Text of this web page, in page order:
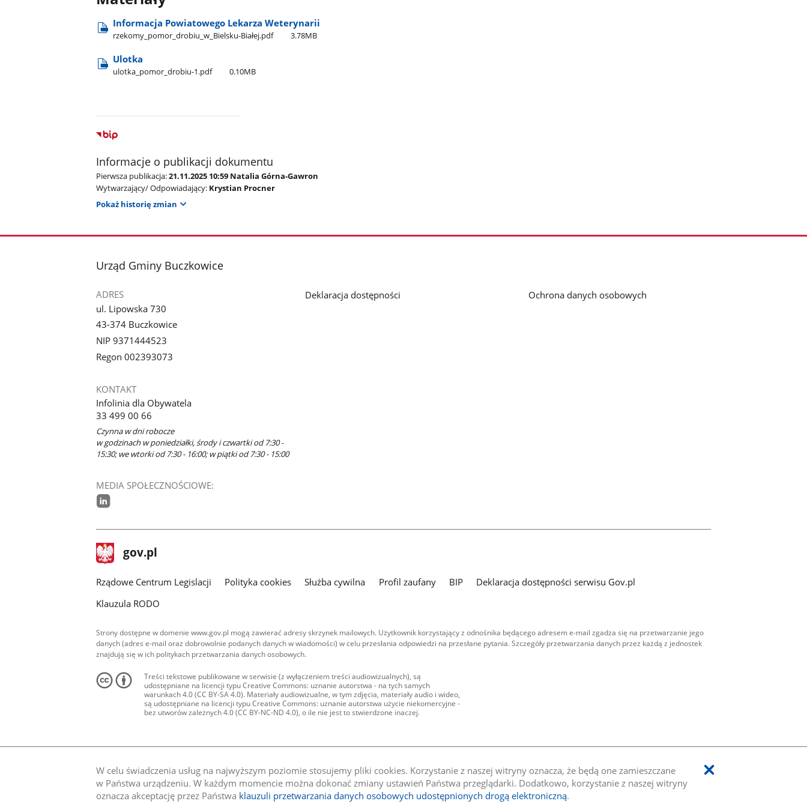
W celu świadczenia usług na najwyższym poziomie stosujemy pliki cookies. Korzystanie z naszej witryny oznacza, że będą one zamieszczane
w Państwa urządzeniu. W każdym momencie można dokonać zmiany ustawień Państwa przeglądarki. Dodatkowo, korzystanie z naszej witryny
oznacza akceptację przez Państwa klauzuli przetwarzania danych osobowych udostępnionych drogą elektroniczną.
Informacja Powiatowego Lekarza Weterynarii
rzekomy​_pomor​_drobiu​_w​_Bielsku-Białej.pdf 3.78MB
Ulotka
ulotka​_pomor​_drobiu-1.pdf 0.10MB
Informacje o publikacji dokumentu
Pierwsza publikacja:21.11.2025 10:59 Natalia Górna-Gawron
Wytwarzający/ Odpowiadający: Krystian Procner
Pokaż historię zmian
stopka
Urząd Gminy Buczkowice
ADRES
ul. Lipowska 730
43-374 Buczkowice
NIP 9371444523
Regon 002393073
KONTAKT
Infolinia dla Obywatela
33 499 00 66
Czynna w dni robocze
w godzinach w poniedziałki, środy i czwartki od 7:30 -
15:30; we wtorki od 7:30 - 16:00; w piątki od 7:30 - 15:00
MEDIA SPOŁECZNOŚCIOWE:
Deklaracja dostępności Ochrona danych osobowych
stopka
gov.pl Strona
gov.pl
Rządowe Centrum Legislacji Polityka cookies Służba cywilna Profil zaufany BIP
Deklaracja dostępności serwisu Gov.pl
Klauzula RODO
Strony dostępne w domenie www.gov.pl mogą zawierać adresy skrzynek mailowych. Użytkownik korzystający z odnośnika będącego adresem e-mail zgadza się na przetwarzanie jego
danych (adres e-mail oraz dobrowolnie podanych danych w wiadomości) w celu przesłania odpowiedzi na przesłane pytania. Szczegóły przetwarzania danych przez każdą z jednostek
znajdują się w ich politykach przetwarzania danych osobowych.
Treści tekstowe publikowane w serwisie (z wyłączeniem treści audiowizualnych), są
udostępniane na licencji typu Creative Commons: uznanie autorstwa - na tych samych
warunkach 4.0 (CC BY-SA 4.0). Materiały audiowizualne, w tym zdjęcia, materiały audio i wideo,
są udostępniane na licencji typu Creative Commons: uznanie autorstwa użycie niekomercyjne -
bez utworów zależnych 4.0 (CC BY-NC-ND 4.0), o ile nie jest to stwierdzone inaczej.